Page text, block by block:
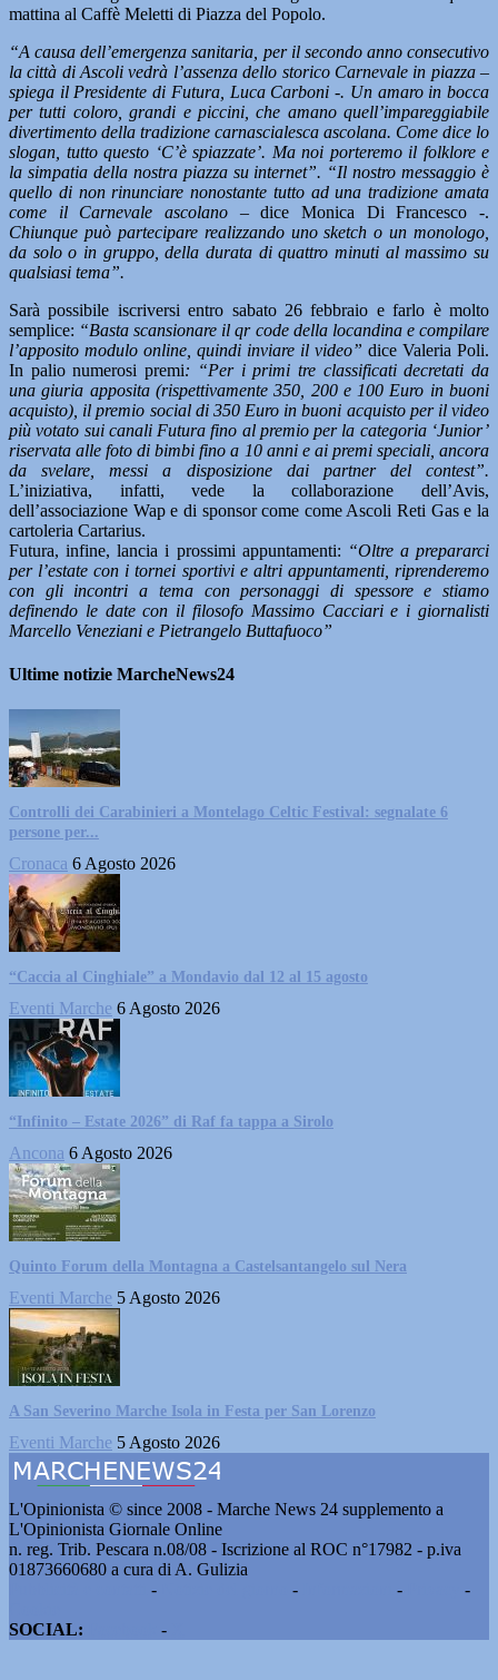
mattina al Caffè Meletti di Piazza del Popolo.
“A causa dell’emergenza sanitaria, per il secondo anno consecutivo
la città di Ascoli vedrà l’assenza dello storico Carnevale in piazza –
spiega il Presidente di Futura, Luca Carboni -. Un amaro in bocca
per tutti coloro, grandi e piccini, che amano quell’impareggiabile
divertimento della tradizione carnascialesca ascolana. Come dice lo
slogan, tutto questo ‘C’è spiazzate’. Ma noi porteremo il folklore e
la simpatia della nostra piazza su internet”. “Il nostro messaggio è
quello di non rinunciare nonostante tutto ad una tradizione amata
come il Carnevale ascolano –dice Monica Di Francesco -.
Chiunque può partecipare realizzando uno sketch o un monologo,
da solo o in gruppo, della durata di quattro minuti al massimo su
qualsiasi tema”.
Sarà possibile iscriversi entro sabato 26 febbraio e farlo è molto
semplice: “Basta scansionare il qr code della locandina e compilare
l’apposito modulo online, quindi inviare il video” dice Valeria Poli.
In palio numerosi premi: “Per i primi tre classificati decretati da
una giuria apposita (rispettivamente 350, 200 e 100 Euro in buoni
acquisto), il premio social di 350 Euro in buoni acquisto per il video
più votato sui canali Futura fino al premio per la categoria ‘Junior’
riservata alle foto di bimbi fino a 10 anni e ai premi speciali, ancora
da svelare, messi a disposizione dai partner del contest”.
L’iniziativa, infatti, vede la collaborazione dell’Avis,
dell’associazione Wap e di sponsor come come Ascoli Reti Gas e la
cartoleria Cartarius.
Futura, infine, lancia i prossimi appuntamenti: “Oltre a prepararci
per l’estate con i tornei sportivi e altri appuntamenti, riprenderemo
con gli incontri a tema con personaggi di spessore e stiamo
definendo le date con il filosofo Massimo Cacciari e i giornalisti
Marcello Veneziani e Pietrangelo Buttafuoco”
Ultime notizie MarcheNews24
Controlli dei Carabinieri a Montelago Celtic Festival: segnalate 6
persone per...
Cronaca 6 Agosto 2026
“Caccia al Cinghiale” a Mondavio dal 12 al 15 agosto
Eventi Marche 6 Agosto 2026
“Infinito – Estate 2026” di Raf fa tappa a Sirolo
Ancona 6 Agosto 2026
Quinto Forum della Montagna a Castelsantangelo sul Nera
Eventi Marche 5 Agosto 2026
A San Severino Marche Isola in Festa per San Lorenzo
Eventi Marche 5 Agosto 2026
L'Opinionista © since 2008 - Marche News 24 supplemento a
L'Opinionista Giornale Online
n. reg. Trib. Pescara n.08/08 - Iscrizione al ROC n°17982 - p.iva
01873660680 a cura di A. Gulizia
- - -
-
SOCIAL:
-